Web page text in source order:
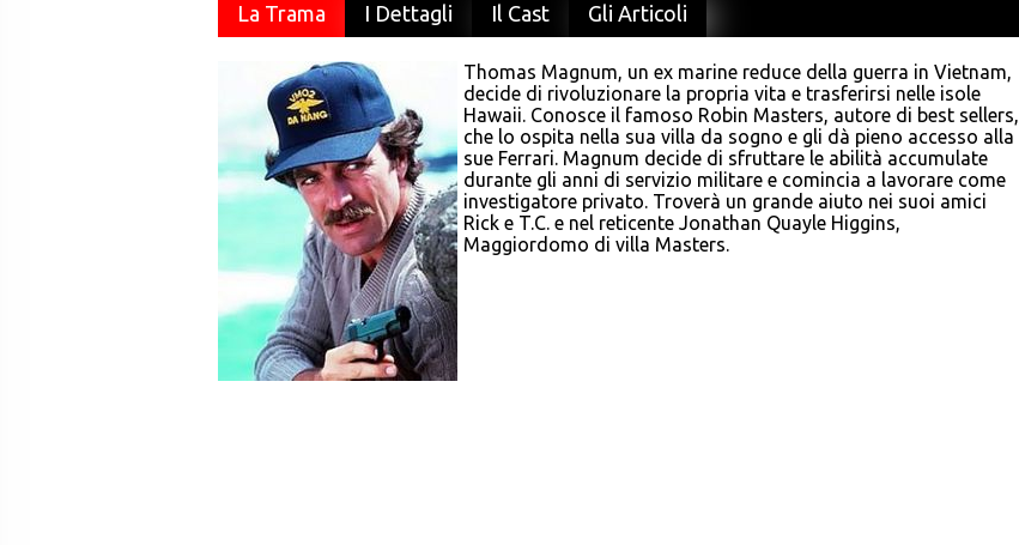
La Trama I Dettagli Il Cast Gli Articoli
Thomas Magnum, un ex marine reduce della guerra in Vietnam,
decide di rivoluzionare la propria vita e trasferirsi nelle isole
Hawaii. Conosce il famoso Robin Masters, autore di best sellers,
che lo ospita nella sua villa da sogno e gli dà pieno accesso alla
sue Ferrari. Magnum decide di sfruttare le abilità accumulate
durante gli anni di servizio militare e comincia a lavorare come
investigatore privato. Troverà un grande aiuto nei suoi amici
Rick e T.C. e nel reticente Jonathan Quayle Higgins,
Maggiordomo di villa Masters.